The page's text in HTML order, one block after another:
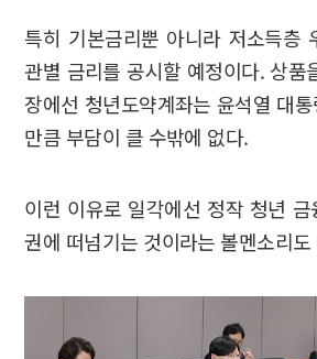
특히 기본금리뿐 아니라 저소득층
관별 금리를 공시할 예정이다. 상품
장에선 청년도약계좌는 윤석열 대
만큼 부담이 클 수밖에 없다.
이런 이유로 일각에선 정작 청년
권에 떠넘기는 것이라는 볼멘소리